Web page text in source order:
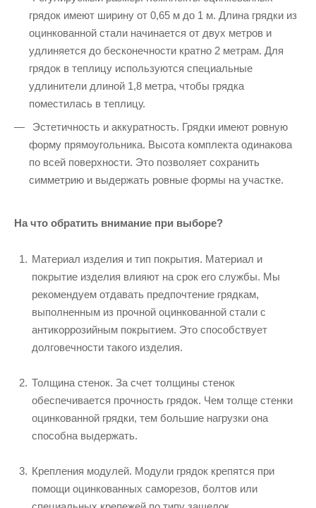
грядок имеют ширину от 0,65 м до 1 м. Длина грядки из
оцинкованной стали начинается от двух метров и
удлиняется до бесконечности кратно 2 метрам. Для
грядок в теплицу используются специальные
удлинители длиной 1,8 метра, чтобы грядка
поместилась в теплицу.
Эстетичность и аккуратность. Грядки имеют ровную
форму прямоугольника. Высота комплекта одинакова
по всей поверхности. Это позволяет сохранить
симметрию и выдержать ровные формы на участке.
На что обратить внимание при выборе?
Материал изделия и тип покрытия. Материал и
покрытие изделия влияют на срок его службы. Мы
рекомендуем отдавать предпочтение грядкам,
выполненным из прочной оцинкованной стали с
антикоррозийным покрытием. Это способствует
долговечности такого изделия.
Толщина стенок. За счет толщины стенок
обеспечивается прочность грядок. Чем толще стенки
оцинкованной грядки, тем большие нагрузки она
способна выдержать.
Крепления модулей. Модули грядок крепятся при
помощи оцинкованных саморезов, болтов или